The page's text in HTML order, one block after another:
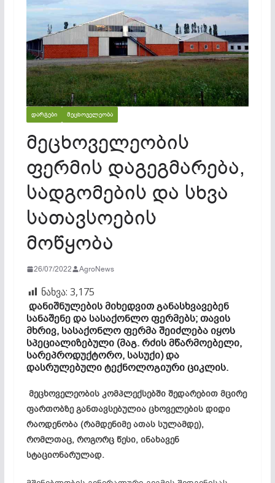
ᲓᲐᲠᲒᲔᲑᲘ ᲛᲔᲪᲮᲝᲕᲔᲚᲔᲝᲑᲐ
მეცხოველეობის
ფერმის დაგეგმარება,
სადგომების და სხვა
სათავსოების
მოწყობა
26/07/2022 AgroNews
ნახვა: 3,175
დანიშნულების მიხედვით განასხვავებენ
სანაშენე და სასაქონლო ფერმებს; თავის
მხრივ, სასაქონლო ფერმა შეიძლება იყოს
სპეციალიზებული (მაგ. რძის მწარმოებელი,
სარეპროდუქტორო, სასუქი) და
დასრულებული ტექნოლოგიური ციკლის.
მეცხოველეობის კომპლექსებში შედარებით მცირე
ფართობზე განთავსებულია ცხოველების დიდი
რაოდენობა (რამდენიმე ათას სულამდე),
რომლთაც, როგორც წესი, ინახავენ
სტაციონარულად.